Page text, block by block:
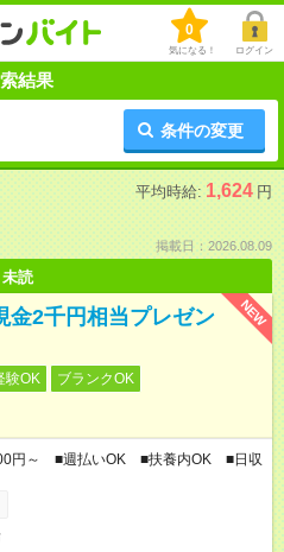
0
気になる！ ログイン
結果
条件の変更
平均時給: 1,624 円
掲載日：2026.08.09
未読
NEW
金2千円相当プレゼン
験OK
ブランクOK
円～ ■週払いOK ■扶養内OK ■日収